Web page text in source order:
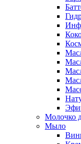
Молочко
Мыло